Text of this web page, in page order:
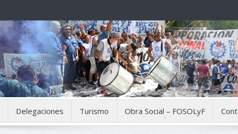
Delegaciones Turismo Obra Social – FOSOLyF